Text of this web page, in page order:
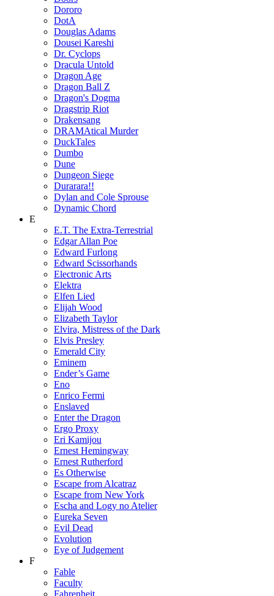
Dororo
DotA
Douglas Adams
Dousei Kareshi
Dr. Cyclops
Dracula Untold
Dragon Age
Dragon Ball Z
Dragon's Dogma
Dragstrip Riot
Drakensang
DRAMAtical Murder
DuckTales
Dumbo
Dune
Dungeon Siege
Durarara!!
Dylan and Cole Sprouse
Dynamic Chord
E
E.T. The Extra-Terrestrial
Edgar Allan Poe
Edward Furlong
Edward Scissorhands
Electronic Arts
Elektra
Elfen Lied
Elijah Wood
Elizabeth Taylor
Elvira, Mistress of the Dark
Elvis Presley
Emerald City
Eminem
Ender’s Game
Eno
Enrico Fermi
Enslaved
Enter the Dragon
Ergo Proxy
Eri Kamijou
Ernest Hemingway
Ernest Rutherford
Es Otherwise
Escape from Alcatraz
Escape from New York
Escha and Logy no Atelier
Eureka Seven
Evil Dead
Evolution
Eye of Judgement
F
Fable
Faculty